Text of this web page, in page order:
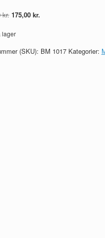
kr. Den
pris
295,00 kr..
175,00 kr.Den
175,00 kr..
lager
(SKU): BM 1017 Kategorier: